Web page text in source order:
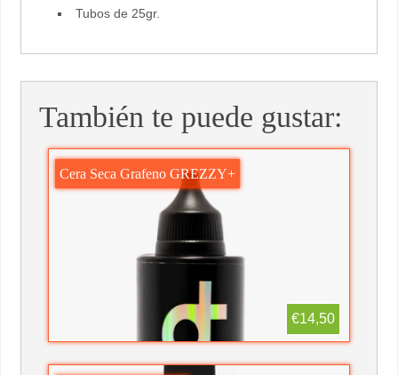
Tubos de 25gr.
También te puede gustar:
Cera Seca Grafeno GREZZY+
€14,50